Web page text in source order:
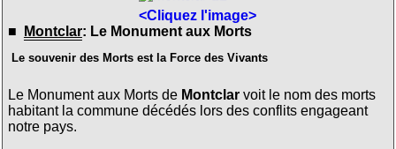
<Cliquez l'image>
■
Montclar: Le Monument aux Morts
Le souvenir des Morts est la Force des Vivants
Le Monument aux Morts de Montclarvoit le nom des morts
habitant la commune décédés lors des conflits engageant
notre pays.